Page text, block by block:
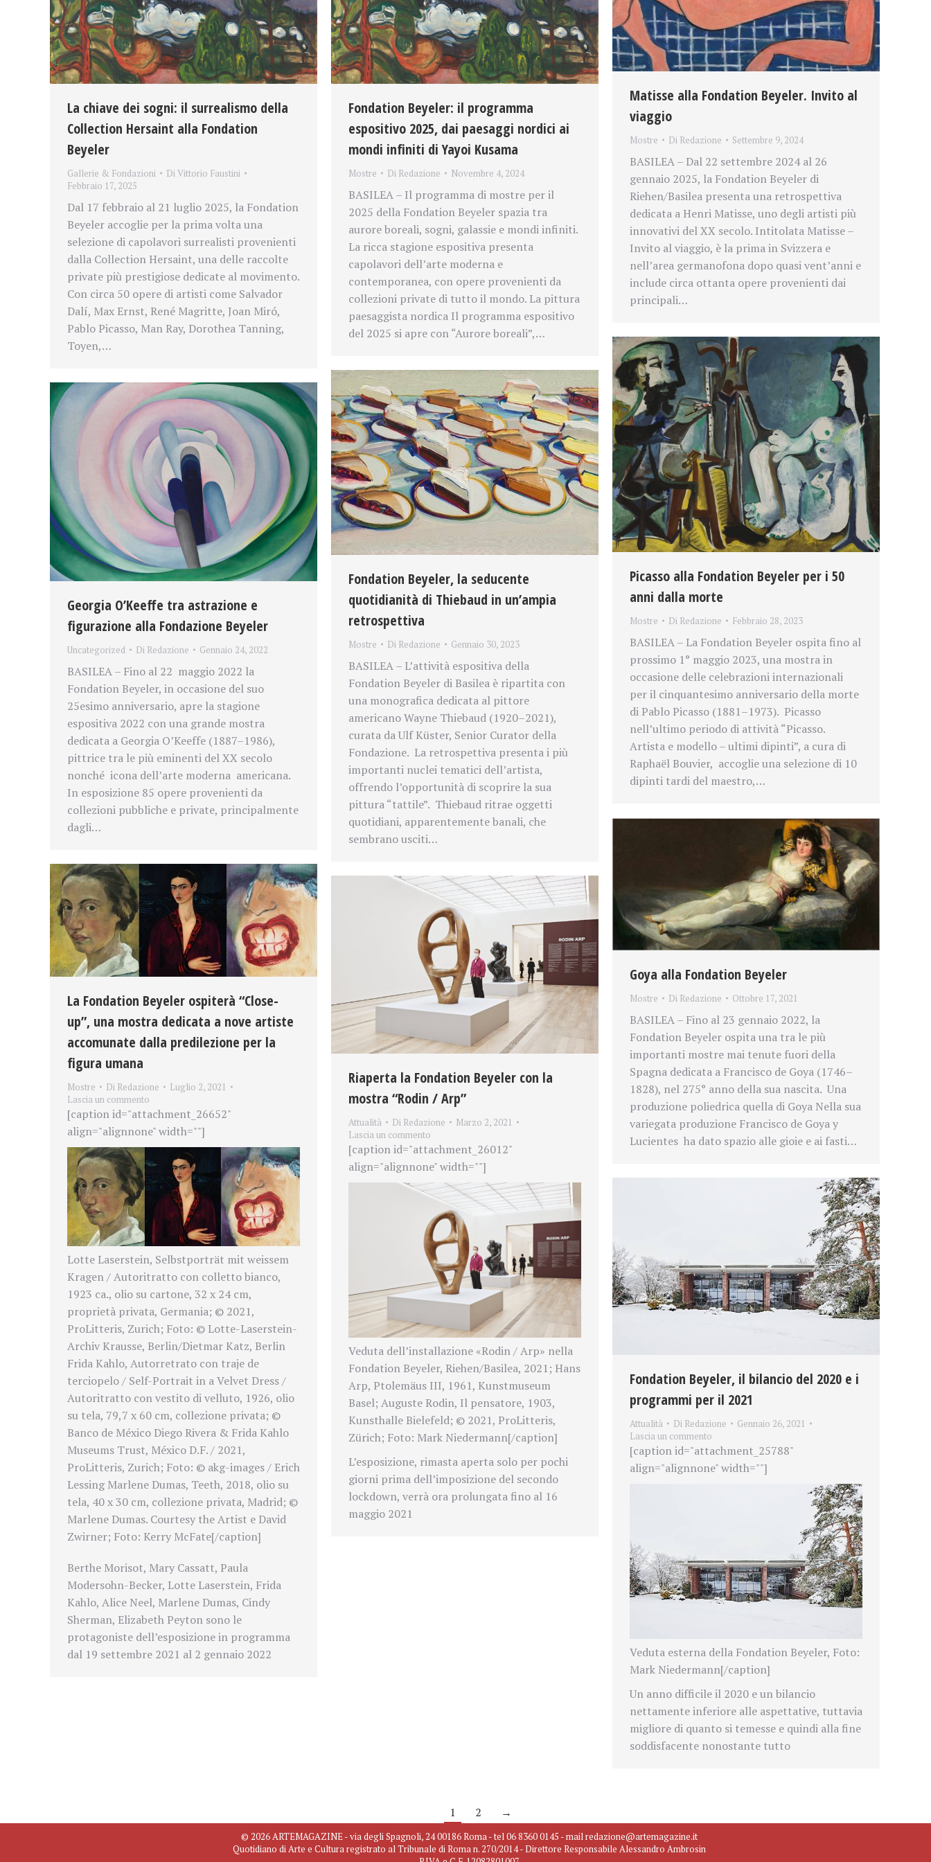
La chiave dei sogni: il surrealismo della
Collection Hersaint alla Fondation
Beyeler
Gallerie & Fondazioni DiVittorio Faustini
Febbraio 17, 2025
Dal 17 febbraio al 21 luglio 2025, la Fondation
Beyeler accoglie per la prima volta una
selezione di capolavori surrealisti provenienti
dalla Collection Hersaint, una delle raccolte
private più prestigiose dedicate al movimento.
Con circa 50 opere di artisti come Salvador
Dalí, Max Ernst, René Magritte, Joan Miró,
Pablo Picasso, Man Ray, Dorothea Tanning,
Toyen,…
Fondation Beyeler: il programma
espositivo 2025, dai paesaggi nordici ai
mondi infiniti di Yayoi Kusama
Mostre Di Redazione Novembre 4, 2024
BASILEA – Il programma di mostre per il
2025 della Fondation Beyeler spazia tra
aurore boreali, sogni, galassie e mondi infiniti.
La ricca stagione espositiva presenta
capolavori dell’arte moderna e
contemporanea, con opere provenienti da
collezioni private di tutto il mondo. La pittura
paesaggista nordica Il programma espositivo
del 2025 si apre con “Aurore boreali”,…
Matisse alla Fondation Beyeler. Invito al
viaggio
Mostre Di Redazione Settembre 9, 2024
BASILEA – Dal 22 settembre 2024 al 26
gennaio 2025, la Fondation Beyeler di
Riehen/Basilea presenta una retrospettiva
dedicata a Henri Matisse, uno degli artisti più
innovativi del XX secolo. Intitolata Matisse –
Invito al viaggio, è la prima in Svizzera e
nell’area germanofona dopo quasi vent’anni e
include circa ottanta opere provenienti dai
principali…
Picasso alla Fondation Beyeler per i 50
anni dalla morte
Mostre Di Redazione Febbraio 28, 2023
BASILEA – La Fondation Beyeler ospita fino al
prossimo 1° maggio 2023, una mostra in
occasione delle celebrazioni internazionali
per il cinquantesimo anniversario della morte
di Pablo Picasso (1881–1973). Picasso
nell’ultimo periodo di attività “Picasso.
Artista e modello – ultimi dipinti”, a cura di
Raphaël Bouvier, accoglie una selezione di 10
dipinti tardi del maestro,…
Fondation Beyeler, la seducente
quotidianità di Thiebaud in un’ampia
retrospettiva
Mostre Di Redazione Gennaio 30, 2023
BASILEA – L’attività espositiva della
Fondation Beyeler di Basilea è ripartita con
una monografica dedicata al pittore
americano Wayne Thiebaud (1920–2021),
curata da Ulf Küster, Senior Curator della
Fondazione. La retrospettiva presenta i più
importanti nuclei tematici dell’artista,
offrendo l’opportunità di scoprire la sua
pittura “tattile”. Thiebaud ritrae oggetti
quotidiani, apparentemente banali, che
sembrano usciti…
Georgia O’Keeffe tra astrazione e
figurazione alla Fondazione Beyeler
Uncategorized Di Redazione Gennaio 24, 2022
BASILEA – Fino al 22 maggio 2022 la
Fondation Beyeler, in occasione del suo
25esimo anniversario, apre la stagione
espositiva 2022 con una grande mostra
dedicata a Georgia O’Keeffe (1887–1986),
pittrice tra le più eminenti del XX secolo
nonché icona dell’arte moderna americana.
In esposizione 85 opere provenienti da
collezioni pubbliche e private, principalmente
dagli…
Goya alla Fondation Beyeler
Mostre Di Redazione Ottobre 17, 2021
BASILEA – Fino al 23 gennaio 2022, la
Fondation Beyeler ospita una tra le più
importanti mostre mai tenute fuori della
Spagna dedicata a Francisco de Goya (1746–
1828), nel 275° anno della sua nascita. Una
produzione poliedrica quella di Goya Nella sua
variegata produzione Francisco de Goya y
Lucientes ha dato spazio alle gioie e ai fasti…
La Fondation Beyeler ospiterà “Close-
up”, una mostra dedicata a nove artiste
accomunate dalla predilezione per la
figura umana
Mostre Di Redazione
Luglio 2, 2021
Lascia un commento
[caption id="attachment_26652"
align="alignnone" width=""]
Lotte Laserstein, Selbstporträt mit weissem
Kragen / Autoritratto con colletto bianco,
1923 ca., olio su cartone, 32 x 24 cm,
proprietà privata, Germania; © 2021,
ProLitteris, Zurich; Foto: © Lotte-Laserstein-
Archiv Krausse, Berlin/Dietmar Katz, Berlin
Frida Kahlo, Autorretrato con traje de
terciopelo / Self-Portrait in a Velvet Dress /
Autoritratto con vestito di velluto, 1926, olio
su tela, 79,7 x 60 cm, collezione privata; ©
Banco de México Diego Rivera & Frida Kahlo
Museums Trust, México D.F. / 2021,
ProLitteris, Zurich; Foto: © akg-images / Erich
Lessing Marlene Dumas, Teeth, 2018, olio su
tela, 40 x 30 cm, collezione privata, Madrid; ©
Marlene Dumas. Courtesy the Artist e David
Zwirner; Foto: Kerry McFate[/caption]
Berthe Morisot, Mary Cassatt, Paula
Modersohn-Becker, Lotte Laserstein, Frida
Kahlo, Alice Neel, Marlene Dumas, Cindy
Sherman, Elizabeth Peyton sono le
protagoniste dell’esposizione in programma
dal 19 settembre 2021 al 2 gennaio 2022
Riaperta la Fondation Beyeler con la
mostra “Rodin / Arp”
Attualità Di Redazione
Marzo 2, 2021
Lascia un commento
[caption id="attachment_26012"
align="alignnone" width=""]
Veduta dell’installazione «Rodin / Arp» nella
Fondation Beyeler, Riehen/Basilea, 2021; Hans
Arp, Ptolemäus III, 1961, Kunstmuseum
Basel; Auguste Rodin, Il pensatore, 1903,
Kunsthalle Bielefeld; © 2021, ProLitteris,
Zürich; Foto: Mark Niedermann[/caption]
L’esposizione, rimasta aperta solo per pochi
giorni prima dell’imposizione del secondo
lockdown, verrà ora prolungata fino al 16
maggio 2021
Fondation Beyeler, il bilancio del 2020 e i
programmi per il 2021
Attualità Di Redazione
Gennaio 26, 2021
Lascia un commento
[caption id="attachment_25788"
align="alignnone" width=""]
Veduta esterna della Fondation Beyeler, Foto:
Mark Niedermann[/caption]
Un anno difficile il 2020 e un bilancio
nettamente inferiore alle aspettative, tuttavia
migliore di quanto si temesse e quindi alla fine
soddisfacente nonostante tutto
1 2 →
© 2026 ARTEMAGAZINE - via degli Spagnoli, 24 00186 Roma - tel 06 8360 0145 - mail redazione@artemagazine.it
Quotidiano di Arte e Cultura registrato al Tribunale di Roma n. 270/2014 - Direttore Responsabile Alessandro Ambrosin